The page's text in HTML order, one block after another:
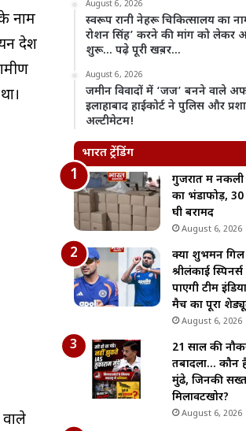
नाम
देश
August 6, 2026
स्वरूप रानी नेहरू चिकित्सालय का
रोशन सिंह’ करने की मांग को लेकर
शुरू… पढ़े पूरी खब़र…
August 6, 2026
जमीन विवादों में ‘जज’ बनने वाले
इलाहाबाद हाईकोर्ट ने पुलिस और
अल्टीमेटम!
भारत ट्रेंडिंग
गुजरात में नकली
का भंडाफोड़,
घी बरामद
August 6, 2026
क्या शुभमन गिल
श्रीलंकाई
पाएगी टीम
मैच का पूरा
August 6, 2026
21 साल की
तबादला… कौन
मुंढे, जिनकी सख्त
मिलावटखोर?
August 6, 2026